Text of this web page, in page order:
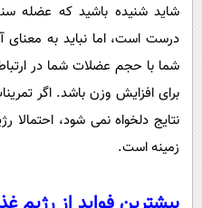
شاید شنیده باشید که عضله
درست است، اما نباید به معنای
شما با حجم عضلات شما در
برای افزایش وزن باشد. اگر
نتایج دلخواه نمی شود،
زمینه است.